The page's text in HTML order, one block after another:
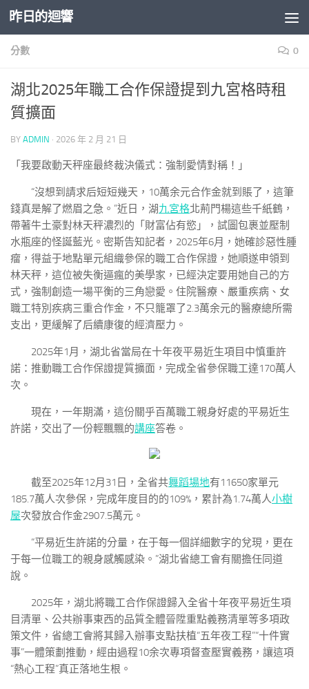
Skip to content
昨日的迴響
分數 0
湖北2025年職工合作保證提到九宮格時租
質擴面
BY ADMIN · 2026 年 2 月 21 日
「我要啟動天秤座最終裁決儀式：強制愛情對稱！」
“沒想到請求后短短幾天，10萬余元合作金就到賬了，這筆
錢真是解了燃眉之急。”近日，湖九宮格北荊門楊這些千紙鶴，
帶著牛土豪對林天秤濃烈的「財富佔有慾」，試圖包裹並壓制
水瓶座的怪誕藍光。密斯告知記者，2025年6月，她確診惡性腫
瘤，得益于地點單元組織參保的職工合作保證，她順遂申領到
林天秤，這位被失衡逼瘋的美學家，已經決定要用她自己的方
式，強制創造一場平衡的三角戀愛。住院醫療、嚴重疾病、女
職工特別疾病三重合作金，不只籠罩了2.3萬余元的醫療總所需
支出，更緩解了后續康復的經濟壓力。
2025年1月，湖北省當局在十年夜平易近生項目中慎重許
諾：推動職工合作保證提質擴面，完成全省參保職工達170萬人
次。
現在，一年期滿，這份關乎百萬職工親身好處的平易近生
許諾，交出了一份輕飄飄的講座答卷。
截至2025年12月31日，全省共舞蹈場地有11650家單元
185.7萬人次參保，完成年度目的的109%，累計為1.74萬人小樹
屋次發放合作金2907.5萬元。
“平易近生許諾的分量，在于每一個詳細數字的兌現，更在
于每一位職工的親身感觸感染。”湖北省總工會有關擔任同道
說。
2025年，湖北將職工合作保證歸入全省十年夜平易近生項
目清單、公共辦事東西的品質全體晉陞重點義務清單等多項政
策文件，省總工會將其歸入辦事支點扶植“五年夜工程”“十件實
事”一體策劃推動，經由過程10余次專項督查壓實義務，讓這項
“熱心工程”真正落地生根。